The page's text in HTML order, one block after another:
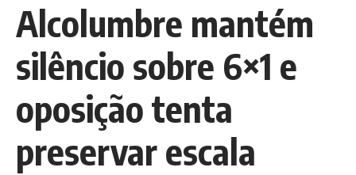
Alcolumbre mantém
silêncio sobre 6×1 e
oposição tenta
preservar escala